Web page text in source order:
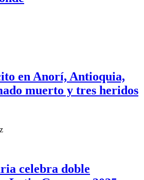
en Anorí, Antioquia,
muerto y tres heridos
celebra doble